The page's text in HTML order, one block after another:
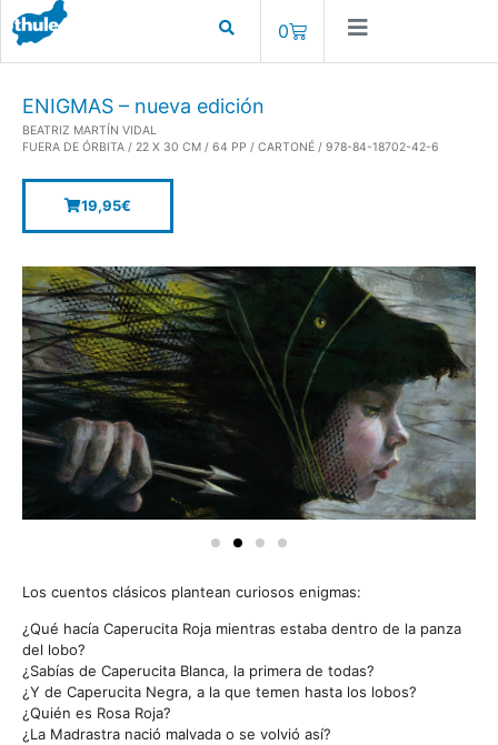
0
ENIGMAS – nueva edición
BEATRIZ MARTÍN VIDAL
FUERA DE ÓRBITA / 22 X 30 CM / 64 PP / CARTONÉ / 978-84-18702-42-6
19,95€
Los cuentos clásicos plantean curiosos enigmas:
¿Qué hacía Caperucita Roja mientras estaba dentro de la panza
del lobo?
¿Sabías de Caperucita Blanca, la primera de todas?
¿Y de Caperucita Negra, a la que temen hasta los lobos?
¿Quién es Rosa Roja?
¿La Madrastra nació malvada o se volvió así?